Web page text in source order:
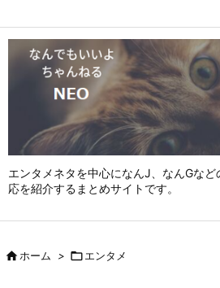
エンタメネタを中心になんJ、なんGな
応を紹介するまとめサイトです。
ホーム > エンタメ